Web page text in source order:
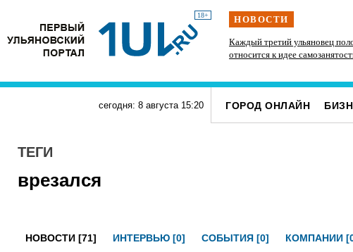
18+ НОВОСТИ
силачи В Госдуме предложили выдавать корм и лежанки
людям, забравшим животных из приюта
Каждый третий ульяновец
относится к идее
сегодня: 8 августа 15:20 ГОРОД ОНЛАЙН
ТЕГИ
врезался
НОВОСТИ [71] ИНТЕРВЬЮ [0] СОБЫТИЯ [0] КОМПАНИИ